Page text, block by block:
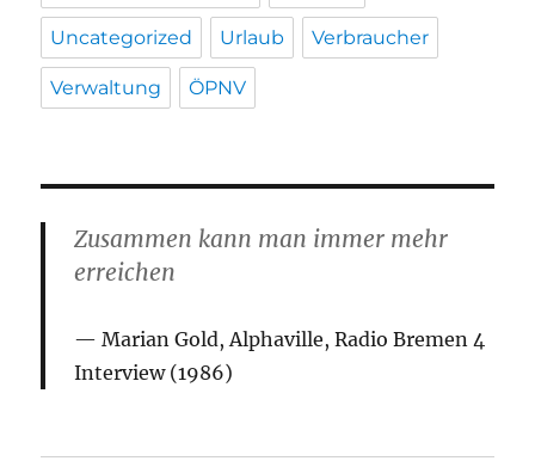
Uncategorized Urlaub Verbraucher
Verwaltung ÖPNV
Zusammen kann man immer mehr
erreichen
Marian Gold, Alphaville, Radio Bremen 4
Interview (1986)